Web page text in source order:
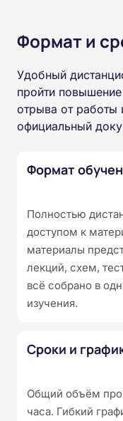
Формат и
Удобный
пройти
отрыва от работы
официальный
Формат
Полностью
доступом к
материалы
лекций, схем,
всё собрано в
изучения.
Сроки и
Общий объём
часа. Гибкий